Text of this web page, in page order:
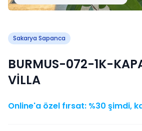
Sakarya Sapanca
BURMUS-072-1K-
VİLLA
Online'a özel fırsat: %30 şimdi,